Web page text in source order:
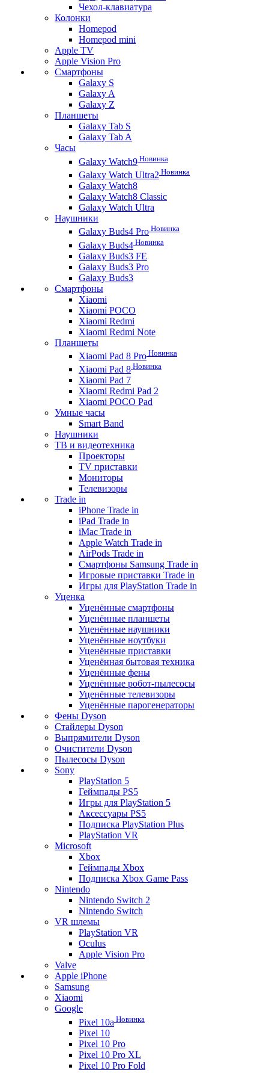
Чехол-клавиатура
Колонки
Homepod
Homepod mini
Apple TV
Apple Vision Pro
Смартфоны
Galaxy S
Galaxy A
Galaxy Z
Планшеты
Galaxy Tab S
Galaxy Tab A
Часы
Galaxy Watch9 Новинка
Galaxy Watch Ultra2 Новинка
Galaxy Watch8
Galaxy Watch8 Classic
Galaxy Watch Ultra
Наушники
Galaxy Buds4 Pro Новинка
Galaxy Buds4 Новинка
Galaxy Buds3 FE
Galaxy Buds3 Pro
Galaxy Buds3
Смартфоны
Xiaomi
Xiaomi POCO
Xiaomi Redmi
Xiaomi Redmi Note
Планшеты
Xiaomi Pad 8 Pro Новинка
Xiaomi Pad 8 Новинка
Xiaomi Pad 7
Xiaomi Redmi Pad 2
Xiaomi POCO Pad
Умные часы
Smart Band
Наушники
ТВ и видеотехника
Проекторы
TV приставки
Мониторы
Телевизоры
Trade in
iPhone Trade in
iPad Trade in
iMac Trade in
Apple Watch Trade in
AirPods Trade in
Смартфоны Samsung Trade in
Игровые приставки Trade in
Игры для PlayStation Trade in
Уценка
Уценённые смартфоны
Уценённые планшеты
Уценённые наушники
Уценённые ноутбуки
Уценённые приставки
Уценённая бытовая техника
Уценённые фены
Уценённые робот-пылесосы
Уценённые телевизоры
Уценённые парогенераторы
Фены Dyson
Стайлеры Dyson
Выпрямители Dyson
Очистители Dyson
Пылесосы Dyson
Sony
PlayStation 5
Геймпады PS5
Игры для PlayStation 5
Аксессуары PS5
Подписка PlayStation Plus
PlayStation VR
Microsoft
Xbox
Геймпады Xbox
Подписка Xbox Game Pass
Nintendo
Nintendo Switch 2
Nintendo Switch
VR шлемы
PlayStation VR
Oculus
Apple Vision Pro
Valve
Apple iPhone
Samsung
Xiaomi
Google
Pixel 10a Новинка
Pixel 10
Pixel 10 Pro
Pixel 10 Pro XL
Pixel 10 Pro Fold